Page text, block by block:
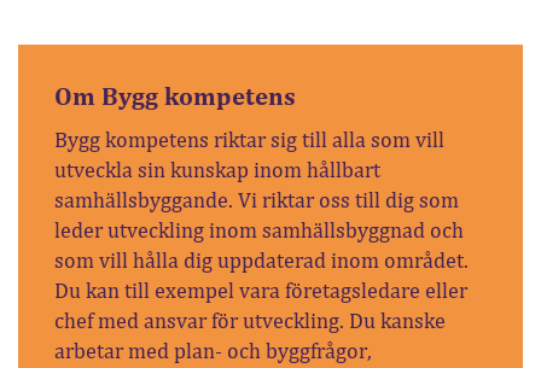
Om Bygg kompetens
Bygg kompetens riktar sig till alla som vill
utveckla sin kunskap inom hållbart
samhällsbyggande. Vi riktar oss till dig som
leder utveckling inom samhällsbyggnad och
som vill hålla dig uppdaterad inom området.
Du kan till exempel vara företagsledare eller
chef med ansvar för utveckling. Du kanske
arbetar med plan- och byggfrågor,